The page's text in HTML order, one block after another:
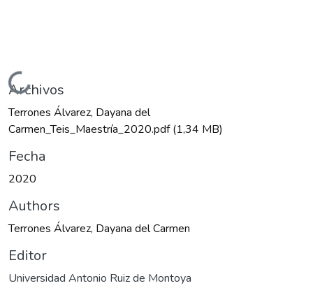
Cargando...
Archivos
Terrones Álvarez, Dayana del
Carmen_Teis_Maestría_2020.pdf(1,34 MB)
Fecha
2020
Authors
Terrones Álvarez, Dayana del Carmen
Editor
Universidad Antonio Ruiz de Montoya